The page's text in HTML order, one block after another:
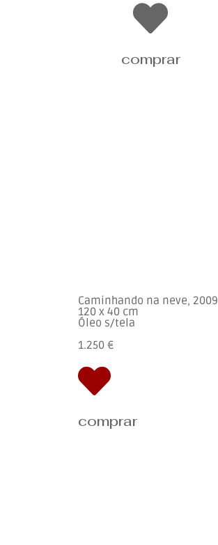
comprar
Caminhando na neve, 2009
120 x 40 cm
Óleo s/tela
1.250 €
comprar